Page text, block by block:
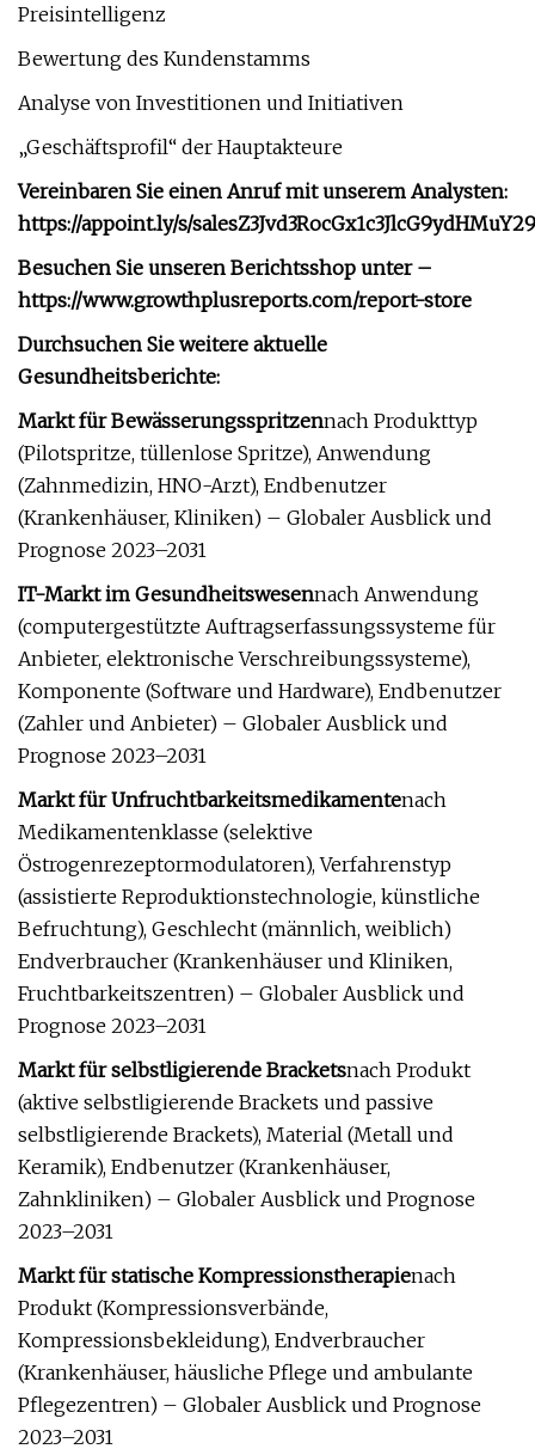
Preisintelligenz
Bewertung des Kundenstamms
Analyse von Investitionen und Initiativen
„Geschäftsprofil“ der Hauptakteure
Vereinbaren Sie einen Anruf mit unserem Analysten:
https://appoint.ly/s/
Besuchen Sie unseren Berichtsshop unter –
https://www.growthplusreports.com/report-store
Durchsuchen Sie weitere aktuelle
Gesundheitsberichte:
Markt für Bewässerungsspritzennach Produkttyp
(Pilotspritze, tüllenlose Spritze), Anwendung
(Zahnmedizin, HNO-Arzt), Endbenutzer
(Krankenhäuser, Kliniken) – Globaler Ausblick und
Prognose 2023–2031
IT-Markt im Gesundheitswesennach Anwendung
(computergestützte Auftragserfassungssysteme für
Anbieter, elektronische Verschreibungssysteme),
Komponente (Software und Hardware), Endbenutzer
(Zahler und Anbieter) – Globaler Ausblick und
Prognose 2023–2031
Markt für Unfruchtbarkeitsmedikamentenach
Medikamentenklasse (selektive
Östrogenrezeptormodulatoren), Verfahrenstyp
(assistierte Reproduktionstechnologie, künstliche
Befruchtung), Geschlecht (männlich, weiblich)
Endverbraucher (Krankenhäuser und Kliniken,
Fruchtbarkeitszentren) – Globaler Ausblick und
Prognose 2023–2031
Markt für selbstligierende Bracketsnach Produkt
(aktive selbstligierende Brackets und passive
selbstligierende Brackets), Material (Metall und
Keramik), Endbenutzer (Krankenhäuser,
Zahnkliniken) – Globaler Ausblick und Prognose
2023–2031
Markt für statische Kompressionstherapienach
Produkt (Kompressionsverbände,
Kompressionsbekleidung), Endverbraucher
(Krankenhäuser, häusliche Pflege und ambulante
Pflegezentren) – Globaler Ausblick und Prognose
2023–2031